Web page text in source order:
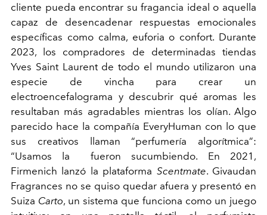
cliente pueda encontrar su fragancia ideal o aquella
capaz de desencadenar respuestas emocionales
específicas como calma, euforia o confort. Durante
2023, los compradores de determinadas tiendas
Yves Saint Laurent de todo el mundo utilizaron una
especie de vincha para crear un
electroencefalograma y descubrir qué aromas les
resultaban más agradables mientras los olían. Algo
parecido hace la compañía EveryHuman con lo que
sus creativos llaman “perfumería algorítmica”:
“Usamos la fueron sucumbiendo. En 2021,
Firmenich lanzó la plataforma Scentmate. Givaudan
Fragrances no se quiso quedar afuera y presentó en
Suiza Carto, un sistema que funciona como un juego